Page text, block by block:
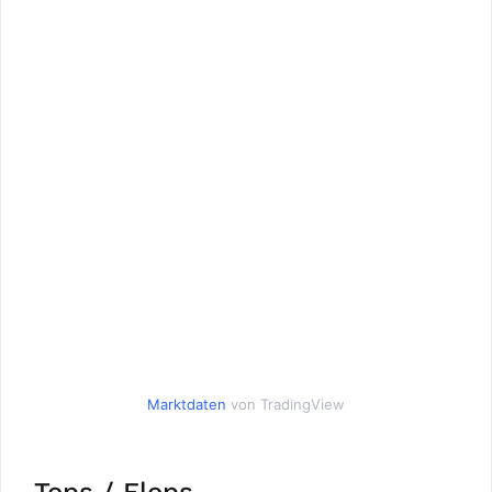
Marktdaten von TradingView